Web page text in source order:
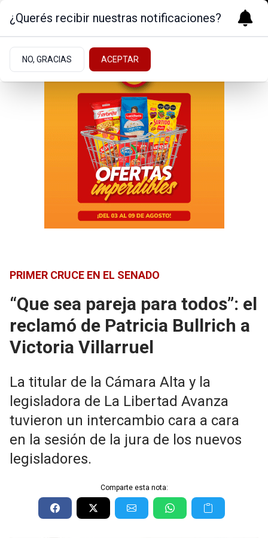
PRIMER CRUCE EN EL SENADO
“Que sea pareja para todos”: el
reclamó de Patricia Bullrich a
Victoria Villarruel
La titular de la Cámara Alta y la
legisladora de La Libertad Avanza
tuvieron un intercambio cara a cara
en la sesión de la jura de los nuevos
legisladores.
Comparte esta nota:
¿Querés recibir nuestras notificaciones?
NO, GRACIAS ACEPTAR